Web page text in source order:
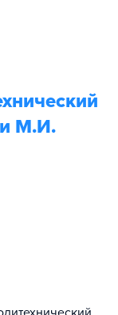
М.И.